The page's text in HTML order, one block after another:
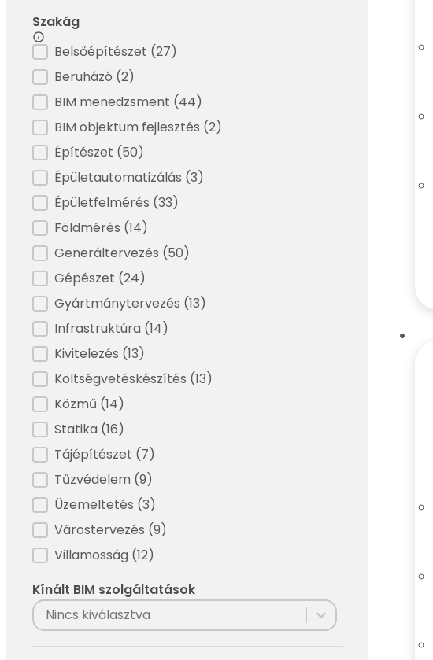
Szakág
Filter - Szakág
Belsőépítészet (27)
Beruházó (2)
BIM menedzsment (44)
BIM objektum fejlesztés (2)
Építészet (50)
Épületautomatizálás (3)
Épületfelmérés (33)
Földmérés (14)
Generáltervezés (50)
Gépészet (24)
Gyártmánytervezés (13)
Infrastruktúra (14)
Kivitelezés (13)
Költségvetéskészítés (13)
Közmű (14)
Statika (16)
Tájépítészet (7)
Tűzvédelem (9)
Üzemeltetés (3)
Várostervezés (9)
Villamosság (12)
Kínált BIM szolgáltatások
Filter - BIM szolgáltatások
Select content
Select content